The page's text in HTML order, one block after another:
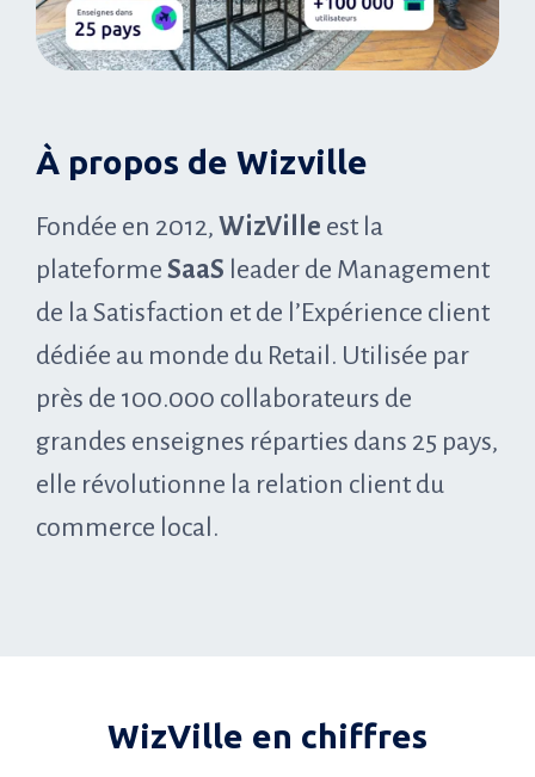
À propos de Wizville
Fondée en 2012, WizVille est la
plateforme SaaS leader de Management
de la Satisfaction et de l’Expérience client
dédiée au monde du Retail. Utilisée par
près de 100.000 collaborateurs de
grandes enseignes réparties dans 25 pays,
elle révolutionne la relation client du
commerce local.
WizVille en chiffres